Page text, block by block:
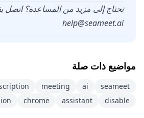
تحتاج إلى مزيد من المساعدة؟ اتصل
help@seameet.ai
مواضيع ذات صلة
seameet
ai
meeting
disable
assistant
chrome